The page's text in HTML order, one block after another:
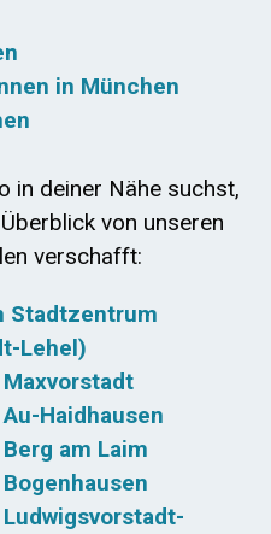
in München
in deiner Nähe suchst,
von unseren
verschafft:
Stadtzentrum
Lehel)
Haidhausen
am Laim